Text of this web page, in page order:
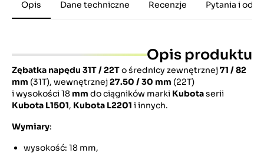
Opis Dane techniczne Recenzje Pytania i
Opis produktu
Zębatka napędu 31T / 22To średnicy zewnętrznej71 / 82
mm (31T), wewnętrznej27.50 / 30 mm (22T)
i wysokości 18 mm do ciągników marki Kubotaserii
Kubota L1501, Kubota L2201 i innych.
Wymiary:
wysokość: 18 mm,